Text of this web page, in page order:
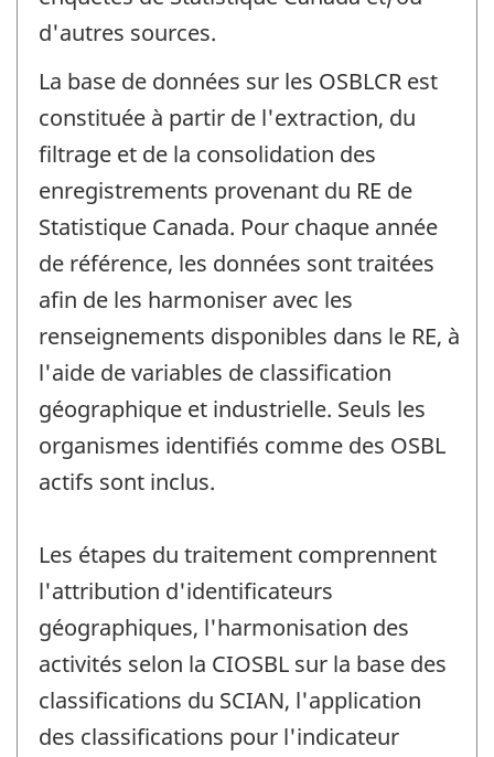
d'autres sources.
La base de données sur les OSBLCR est
constituée à partir de l'extraction, du
filtrage et de la consolidation des
enregistrements provenant du RE de
Statistique Canada. Pour chaque année
de référence, les données sont traitées
afin de les harmoniser avec les
renseignements disponibles dans le RE, à
l'aide de variables de classification
géographique et industrielle. Seuls les
organismes identifiés comme des OSBL
actifs sont inclus.
Les étapes du traitement comprennent
l'attribution d'identificateurs
géographiques, l'harmonisation des
activités selon la CIOSBL sur la base des
classifications du SCIAN, l'application
des classifications pour l'indicateur